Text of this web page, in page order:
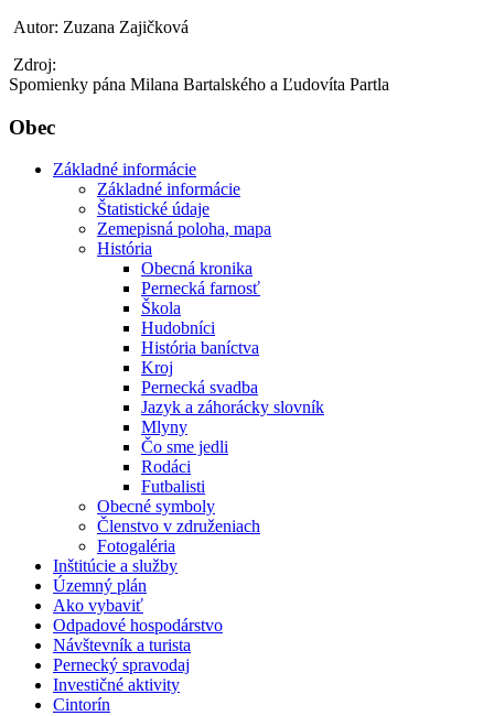
Autor: Zuzana Zajičková
Zdroj:
Spomienky pána Milana Bartalského a Ľudovíta Partla
Obec
Základné informácie
Základné informácie
Štatistické údaje
Zemepisná poloha, mapa
História
Obecná kronika
Pernecká farnosť
Škola
Hudobníci
História baníctva
Kroj
Pernecká svadba
Jazyk a záhorácky slovník
Mlyny
Čo sme jedli
Rodáci
Futbalisti
Obecné symboly
Členstvo v združeniach
Fotogaléria
Inštitúcie a služby
Územný plán
Ako vybaviť
Odpadové hospodárstvo
Návštevník a turista
Pernecký spravodaj
Investičné aktivity
Cintorín